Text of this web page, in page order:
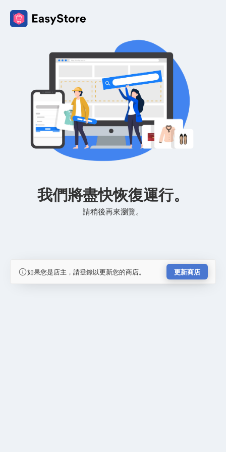
我們將盡快恢復運行。
請稍後再來瀏覽。
如果您是店主，請登錄以更新您的商店。 更新商店